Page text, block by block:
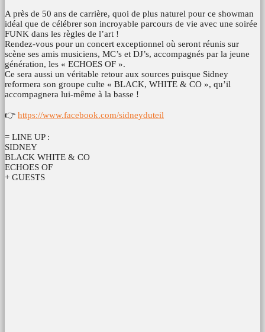
A près de 50 ans de carrière, quoi de plus naturel pour ce showman
idéal que de célébrer son incroyable parcours de vie avec une soirée
FUNK dans les règles de l’art !
Rendez-vous pour un concert exceptionnel où seront réunis sur
scène ses amis musiciens, MC’s et DJ’s, accompagnés par la jeune
génération, les « ECHOES OF ».
Ce sera aussi un véritable retour aux sources puisque Sidney
reformera son groupe culte « BLACK, WHITE & CO », qu’il
accompagnera lui-même à la basse !
👉 https://www.facebook.com/sidneyduteil
= LINE UP :
SIDNEY
BLACK WHITE & CO
ECHOES OF
+ GUESTS